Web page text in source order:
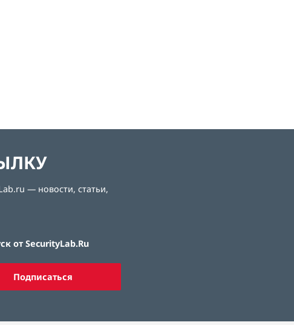
— новости, статьи,
от SecurityLab.Ru
Подписаться